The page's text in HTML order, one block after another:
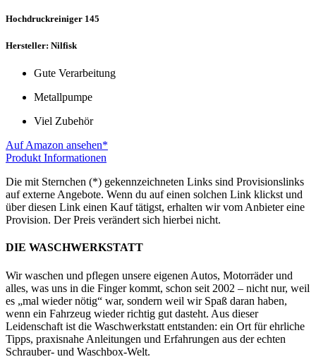
Hochdruckreiniger 145
Hersteller: Nilfisk
Gute Verarbeitung
Metallpumpe
Viel Zubehör
Auf Amazon ansehen*
Produkt Informationen
Die mit Sternchen (*) gekennzeichneten Links sind Provisionslinks
auf externe Angebote. Wenn du auf einen solchen Link klickst und
über diesen Link einen Kauf tätigst, erhalten wir vom Anbieter eine
Provision. Der Preis verändert sich hierbei nicht.
DIE WASCHWERKSTATT
Wir waschen und pflegen unsere eigenen Autos, Motorräder und
alles, was uns in die Finger kommt, schon seit 2002 – nicht nur, weil
es „mal wieder nötig“ war, sondern weil wir Spaß daran haben,
wenn ein Fahrzeug wieder richtig gut dasteht. Aus dieser
Leidenschaft ist die Waschwerkstatt entstanden: ein Ort für ehrliche
Tipps, praxisnahe Anleitungen und Erfahrungen aus der echten
Schrauber- und Waschbox-Welt.